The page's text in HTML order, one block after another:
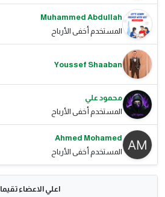
Muhammed Abdullah
المستخدم أخفى الأرباح
Youssef Shaaban
محمود علي
المستخدم أخفى الأرباح
Ahmed Mohamed
المستخدم أخفى الأرباح
اعلي الاعضاء تقيما